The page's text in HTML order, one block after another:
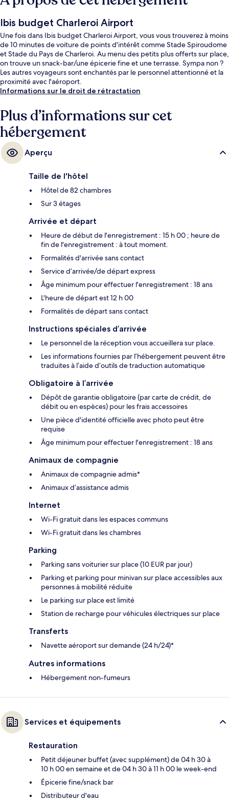
Ibis budget Charleroi Airport
Une fois dans Ibis budget Charleroi Airport, vous vous trouverez à moins
de 10 minutes de voiture de points d'intérêt comme Stade Spiroudome
et Stade du Pays de Charleroi. Au menu des petits plus offerts sur place,
on trouve un snack-bar/une épicerie fine et une terrasse. Sympa non ?
Les autres voyageurs sont enchantés par le personnel attentionné et la
proximité avec l'aéroport.
Informations sur le droit de rétractation
Plus d’informations sur cet
hébergement
Aperçu
Taille de l'hôtel
Hôtel de 82 chambres
Sur 3 étages
Arrivée et départ
Heure de début de l'enregistrement : 15 h 00 ; heure de
fin de l'enregistrement : à tout moment.
Formalités d'arrivée sans contact
Service d’arrivée/de départ express
Âge minimum pour effectuer l'enregistrement : 18 ans
L'heure de départ est 12 h 00
Formalités de départ sans contact
Instructions spéciales d’arrivée
Le personnel de la réception vous accueillera sur place.
Les informations fournies par l’hébergement peuvent être
traduites à l’aide d’outils de traduction automatique
Obligatoire à l’arrivée
Dépôt de garantie obligatoire (par carte de crédit, de
débit ou en espèces) pour les frais accessoires
Une pièce d'identité officielle avec photo peut être
requise
Âge minimum pour effectuer l'enregistrement : 18 ans
Animaux de compagnie
Animaux de compagnie admis*
Animaux d’assistance admis
Internet
Wi-Fi gratuit dans les espaces communs
Wi-Fi gratuit dans les chambres
Parking
Parking sans voiturier sur place (10 EUR par jour)
Parking et parking pour minivan sur place accessibles aux
personnes à mobilité réduite
Le parking sur place est limité
Station de recharge pour véhicules électriques sur place
Transferts
Navette aéroport sur demande (24 h/24)*
Autres informations
Hébergement non-fumeurs
Services et équipements
Restauration
Petit déjeuner buffet (avec supplément) de 04 h 30 à
10 h 00 en semaine et de 04 h 30 à 11 h 00 le week-end
Épicerie fine/snack bar
Distributeur d'eau